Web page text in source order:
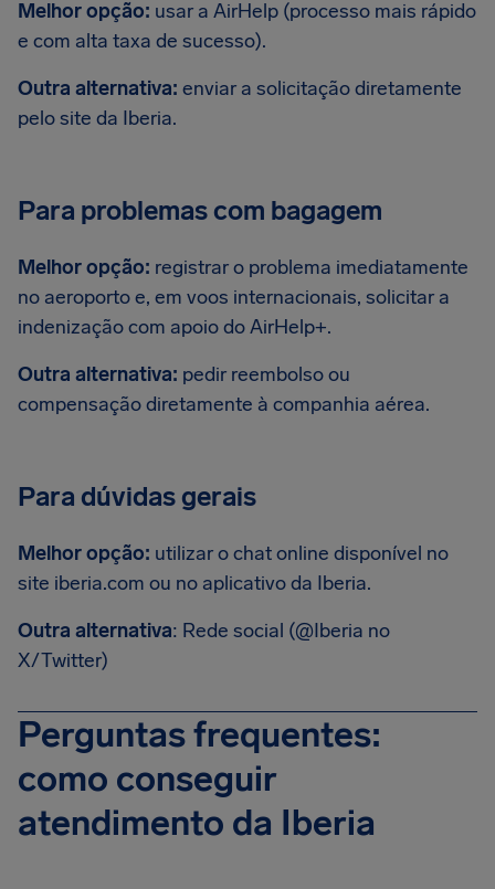
Melhor opção: usar a AirHelp (processo mais rápido
e com alta taxa de sucesso).
Outra alternativa: enviar a solicitação diretamente
pelo site da Iberia.
Para problemas com bagagem
Melhor opção: registrar o problema imediatamente
no aeroporto e, em voos internacionais, solicitar a
indenização com apoio do AirHelp+.
Outra alternativa: pedir reembolso ou
compensação diretamente à companhia aérea.
Para dúvidas gerais
Melhor opção: utilizar o chat online disponível no
site iberia.com ou no aplicativo da Iberia.
Outra alternativa: Rede social (@Iberia no
X/Twitter)
Perguntas frequentes:
como conseguir
atendimento da Iberia